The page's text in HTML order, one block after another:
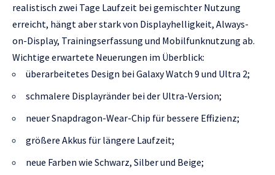
realistisch zwei Tage Laufzeit bei gemischter Nutzung
erreicht, hängt aber stark von Displayhelligkeit, Always-
on-Display, Trainingserfassung und Mobilfunknutzung ab.
Wichtige erwartete Neuerungen im Überblick:
überarbeitetes Design bei Galaxy Watch 9 und Ultra 2;
schmalere Displayränder bei der Ultra-Version;
neuer Snapdragon-Wear-Chip für bessere Effizienz;
größere Akkus für längere Laufzeit;
neue Farben wie Schwarz, Silber und Beige;